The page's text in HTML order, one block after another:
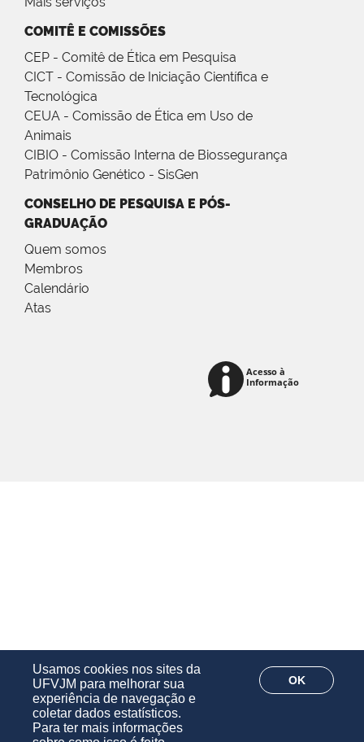
Usamos cookies nos sites da
UFVJM para melhorar sua
experiência de navegação e
coletar dados estatísticos.
Para ter mais informações
OK
COMITÊ E COMISSÕES
CEP - Comitê de Ética em Pesquisa
CICT - Comissão de Iniciação Científica e
Tecnológica
CEUA - Comissão de Ética em Uso de
Animais
CIBIO - Comissão Interna de Biossegurança
Patrimônio Genético - SisGen
CONSELHO DE PESQUISA E PÓS-
GRADUAÇÃO
Quem somos
Membros
Calendário
Atas